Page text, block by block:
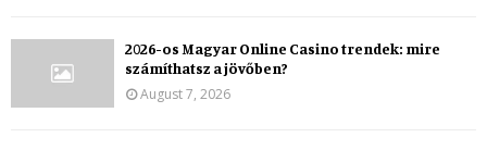
2026-os Magyar Online Casino trendek: mire
számíthatsz a jövőben?
August 7, 2026